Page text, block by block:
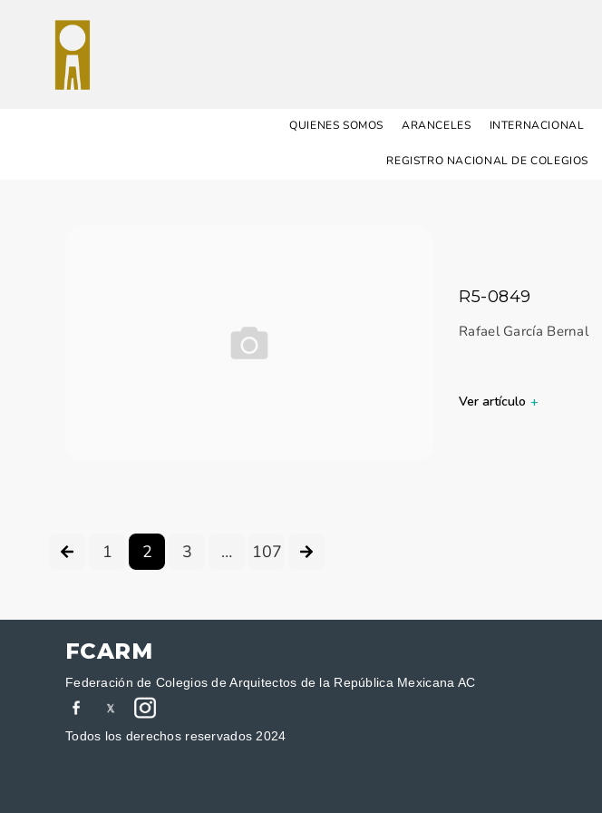
QUIENES SOMOS ARANCELES INTERNACIONAL
REGISTRO NACIONAL DE COLEGIOS
R5-0849
Rafael García Bernal
Ver artículo +
1 2 3 … 107
FCARM
Federación de Colegios de Arquitectos de la República Mexicana AC
Todos los derechos reservados 2024